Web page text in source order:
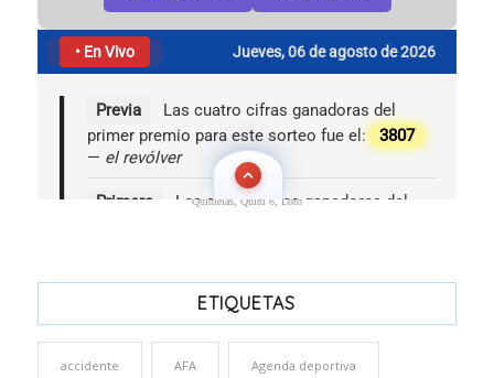
Quinielas, Quini 6, Loto
ETIQUETAS
accidente AFA Agenda deportiva